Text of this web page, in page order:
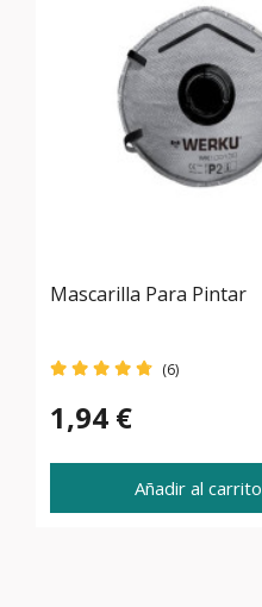
Mascarilla Para Pintar
(6)
1,94 €
Añadir al carrito